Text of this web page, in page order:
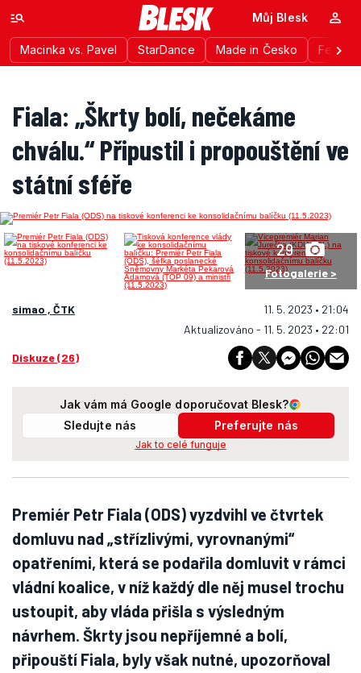
Macinka vs. Pavel StarDance Made in Česko
Můj Blesk
Fiala: „Škrty bolí, nečekáme
chválu.“ Připustil i propouštění ve
státní sféře
29
Fotogalerie >
simao , ČTK
11. 5. 2023 • 21:04
Aktualizováno - 11. 5. 2023 • 22:01
Diskuze (26)
Jak vám má Google doporučovat Blesk?
Sledujte nás
Preferujte nás
Jak to celé funguje
Premiér Petr Fiala (ODS) vyzdvihl ve čtvrtek
domluvu nad „střízlivými, vyrovnanými“
opatřeními, která se podařila domluvit v rámci
vládní koalice, v níž každý dle něj musel trochu
ustoupit, aby vláda přišla s výsledným
návrhem. Škrty jsou nepříjemné a bolí,
připouští Fiala, byly však nutné, upozorňoval